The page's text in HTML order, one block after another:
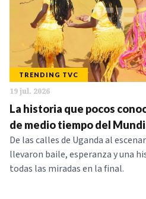
TRENDING TVC
19 jul. 2026
La historia que pocos
de medio tiempo del
De las calles de Uganda al
llevaron baile, esperanza y una
todas las miradas en la final.